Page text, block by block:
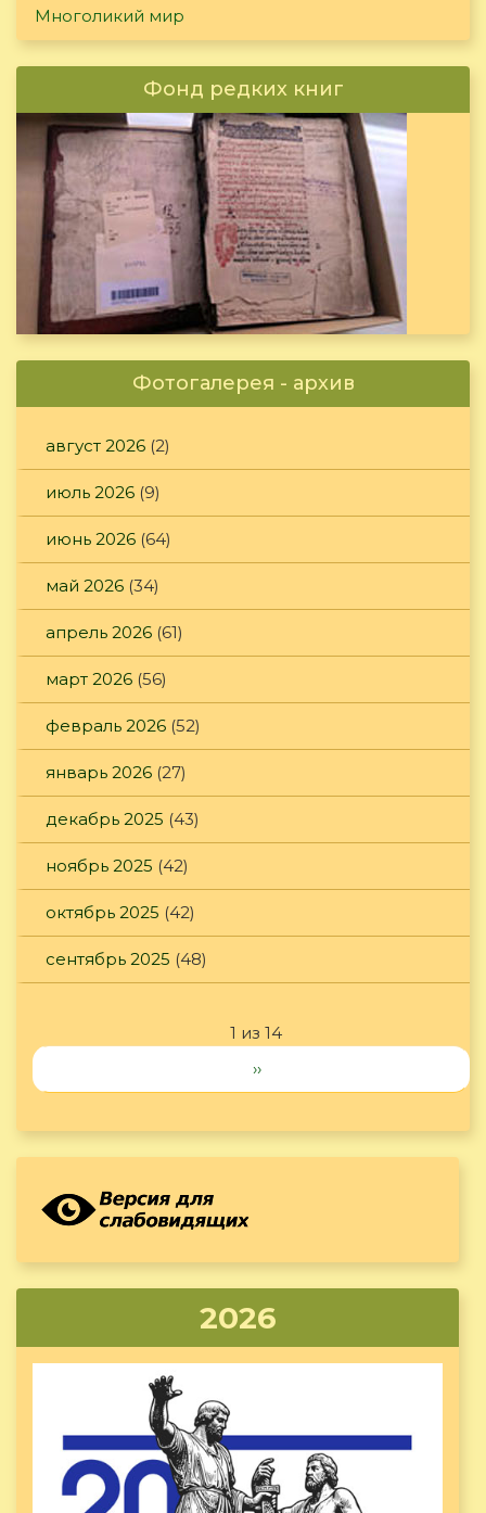
Многоликий мир
Фонд редких книг
Фотогалерея - архив
август 2026 (2)
июль 2026 (9)
июнь 2026 (64)
май 2026 (34)
апрель 2026 (61)
март 2026 (56)
февраль 2026 (52)
январь 2026 (27)
декабрь 2025 (43)
ноябрь 2025 (42)
октябрь 2025 (42)
сентябрь 2025 (48)
1 из 14
››
2026